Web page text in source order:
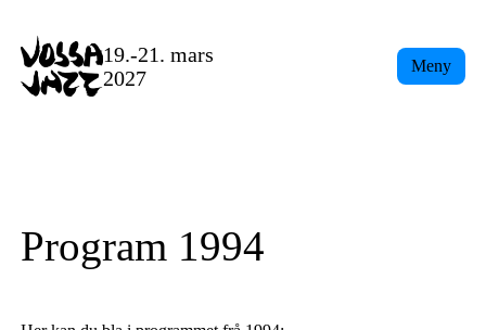
content
19.-21. mars
2027
Meny
Program 1994